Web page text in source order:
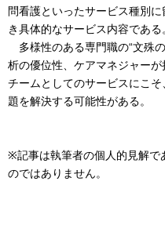
問看護といったサービス種別
き具体的なサービス内容である
多様性のある専門職の“文殊
析の優位性、ケアマネジャーが
チームとしてのサービスにこ
題を解決する可能性がある。
※記事は執筆者の個人的見解で
のではありません。